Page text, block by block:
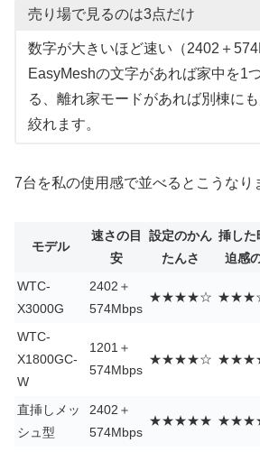
売り場で見るのは3点だけ
数字が大きいほど速い（2402＋
EasyMeshの文字があれば家中を1
る、離れ家モードがあれば別棟に
絞れます。
7台を私の使用感で並べるとこうなり
モデル
速さの目
安
設定のかん
たんさ
挿した
迫感
WTC-
X3000G
2402＋
574Mbps
★★★★☆
WTC-
X1800GC-
W
1201＋
574Mbps
★★★★☆
直挿しメッ
シュ型
2402＋
574Mbps
★★★★★